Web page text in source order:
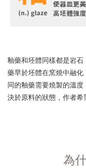
釉藥和坯體同樣都是岩
藥早於坯體在窯燒中融
同的釉藥需要燒製的溫
決於原料的狀態，作者希
為